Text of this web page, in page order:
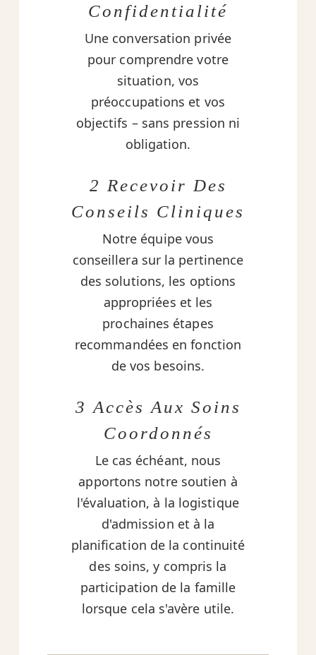
Confidentialité
Une conversation privée
pour comprendre votre
situation, vos
préoccupations et vos
objectifs – sans pression ni
obligation.
2 Recevoir Des
Conseils Cliniques
Notre équipe vous
conseillera sur la pertinence
des solutions, les options
appropriées et les
prochaines étapes
recommandées en fonction
de vos besoins.
3 Accès Aux Soins
Coordonnés
Le cas échéant, nous
apportons notre soutien à
l'évaluation, à la logistique
d'admission et à la
planification de la continuité
des soins, y compris la
participation de la famille
lorsque cela s'avère utile.